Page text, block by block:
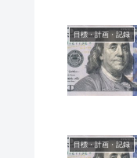
目標・計画・記録
目標・計画・記録